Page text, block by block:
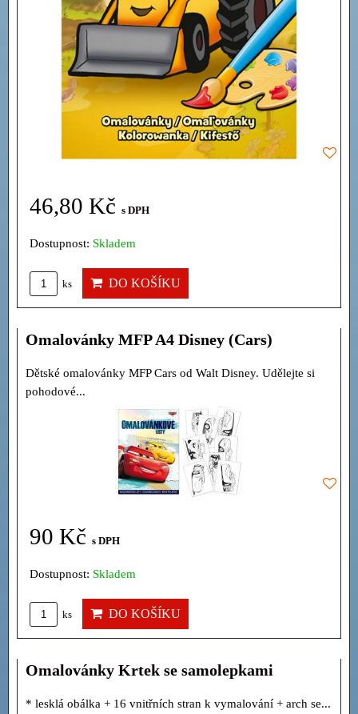
46,80 Kč s DPH
Dostupnost: Skladem
ks DO KOŠÍKU
Omalovánky MFP A4 Disney (Cars)
Dětské omalovánky MFP Cars od Walt Disney. Udělejte si
pohodové...
90 Kč s DPH
Dostupnost: Skladem
ks DO KOŠÍKU
Omalovánky Krtek se samolepkami
* lesklá obálka + 16 vnitřních stran k vymalování + arch se...